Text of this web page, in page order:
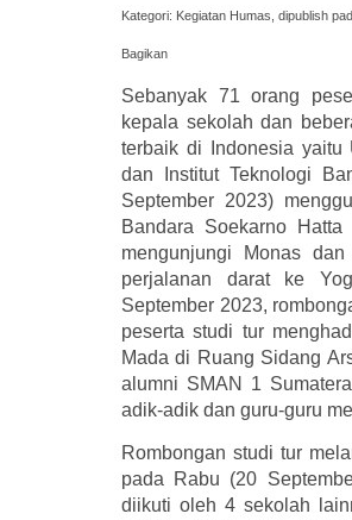
Kategori: Kegiatan Humas, dipublish
Bagikan
Sebanyak 71 orang
kepala sekolah dan
terbaik di Indonesia yaitu
dan Institut Teknologi
September 2023)
Bandara Soekarno
mengunjungi Monas
perjalanan darat ke
September 2023,
peserta studi tur
Mada di Ruang Sidang
alumni SMAN 1
adik-adik dan guru-guru
Rombongan studi tur
pada Rabu (20
diikuti oleh 4 sekolah